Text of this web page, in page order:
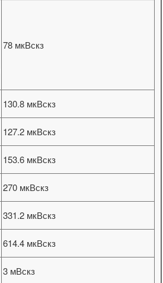
78 мкВскз
130.8 мкВскз
127.2 мкВскз
153.6 мкВскз
270 мкВскз
331.2 мкВскз
614.4 мкВскз
3 мВскз